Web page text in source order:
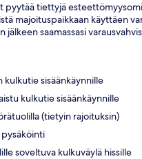
pyytää tiettyjä
majoituspaikkaan käyttäen
jälkeen saamassasi
kulkutie sisäänkäynnille
kulkutie sisäänkäynnille
(tietyin rajoituksin)
soveltuva kulkuväylä hissille